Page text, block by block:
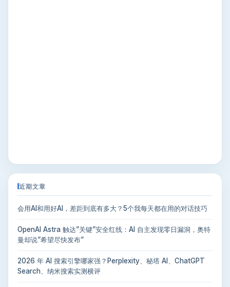
近期文章
会用AI和用好AI，差距到底有多大？5个我每天都在用的对话技巧
OpenAI Astra 触达”关键”安全红线：AI 自主发现零日漏洞，奥特
曼却说”希望尽快发布”
2026 年 AI 搜索引擎哪家强？Perplexity、秘塔 AI、ChatGPT
Search、纳米搜索实测横评